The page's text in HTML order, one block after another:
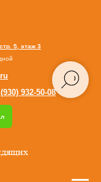
5, этаж 3
932-50-08